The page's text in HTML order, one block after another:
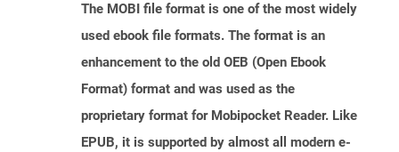
The MOBI file format is one of the most widely
used ebook file formats. The format is an
enhancement to the old OEB (Open Ebook
Format) format and was used as the
proprietary format for Mobipocket Reader. Like
EPUB, it is supported by almost all modern e-